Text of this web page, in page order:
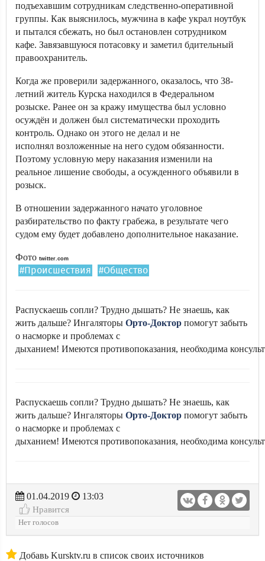
подъехавшим сотрудникам следственно-оперативной
группы. Как выяснилось, мужчина в кафе украл ноутбук
и пытался сбежать, но был остановлен сотрудником
кафе. Завязавшуюся потасовку и заметил бдительный
правоохранитель.
Когда же проверили задержанного, оказалось, что 38-
летний житель Курска находился в Федеральном
розыске. Ранее он за кражу имущества был условно
осуждён и должен был систематически проходить
контроль. Однако он этого не делал и не
исполнял возложенные на него судом обязанности.
Поэтому условную меру наказания изменили на
реальное лишение свободы, а осужденного объявили в
розыск.
В отношении задержанного начато уголовное
разбирательство по факту грабежа, в результате чего
судом ему будет добавлено дополнительное наказание.
Фото twitter.com
#Происшествия #Общество
Распускаешь сопли? Трудно дышать? Не знаешь, как
жить дальше? Ингаляторы Орто-Доктор помогут забыть
о насморке и проблемах с
дыханием! Имеются противопоказания, необходима
Распускаешь сопли? Трудно дышать? Не знаешь, как
жить дальше? Ингаляторы Орто-Доктор помогут забыть
о насморке и проблемах с
дыханием! Имеются противопоказания, необходима
01.04.2019
13:03
Нравится
Нет голосов
Добавь Kursktv.ru в список своих источников